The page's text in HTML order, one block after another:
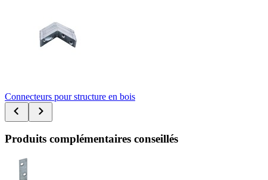
Connecteurs pour structure en bois
Produits complémentaires conseillés